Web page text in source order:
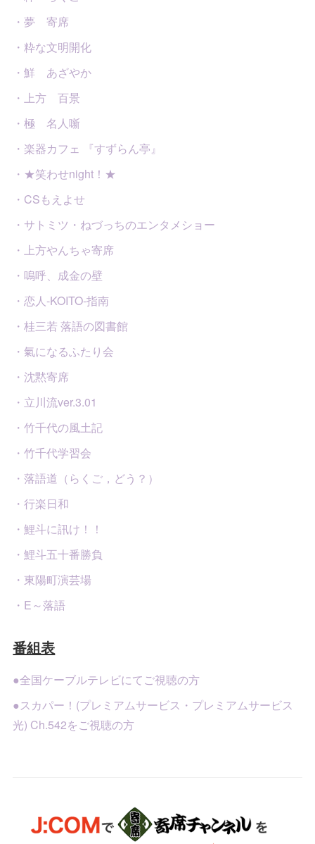
・夢 寄席
・粋な文明開化
・鮮 あざやか
・上方 百景
・極 名人噺
・楽器カフェ 『すずらん亭』
・★笑わせnight！★
・CSもえよせ
・サトミツ・ねづっちのエンタメショー
・上方やんちゃ寄席
・嗚呼、成金の壁
・恋人-KOITO-指南
・桂三若 落語の図書館
・氣になるふたり会
・沈黙寄席
・立川流ver.3.01
・竹千代の風土記
・竹千代学習会
・落語道（らくご，どう？）
・行楽日和
・鯉斗に訊け！！
・鯉斗五十番勝負
・東陽町演芸場
・E～落語
番組表
●全国ケーブルテレビにてご視聴の方
●スカパー！(プレミアムサービス・プレミアムサービス
光) Ch.542をご視聴の方